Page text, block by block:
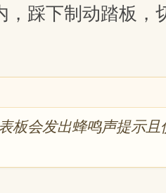
，踩下制动踏板，
板会发出蜂鸣声提示且